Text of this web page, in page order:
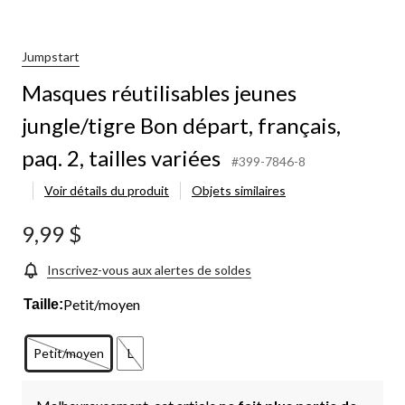
Jumpstart
Masques réutilisables jeunes
jungle/tigre Bon départ, français,
paq. 2, tailles variées
#399-7846-8
Voir détails du produit
Objets similaires
9,99 $
Inscrivez-vous aux alertes de soldes
Taille:Petit/moyen
Petit/moyen L